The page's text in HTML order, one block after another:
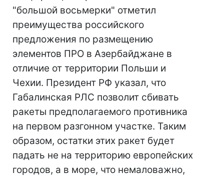
"большой восьмерки" отметил
преимущества российского
предложения по размещению
элементов ПРО в Азербайджане в
отличие от территории Польши и
Чехии. Президент РФ указал, что
Габалинская РЛС позволит сбивать
ракеты предполагаемого противника
на первом разгонном участке. Таким
образом, остатки этих ракет будет
падать не на территорию европейских
городов, а в море, что немаловажно,